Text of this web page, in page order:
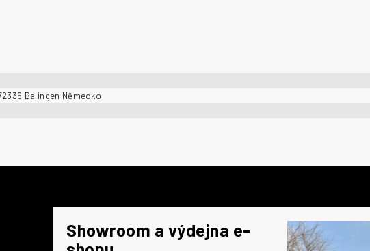
Balingen Německo
Showroom a výdejna e-